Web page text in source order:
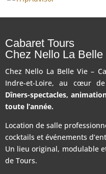
Cabaret Tours
Chez Nello La Belle
Chez Nello La Belle Vie –
Indre-et-Loire, au cœur
Dîners-spectacles,
toute l’année.
Location de salle
cocktails et événements
Un lieu original, modulable
de Tours.